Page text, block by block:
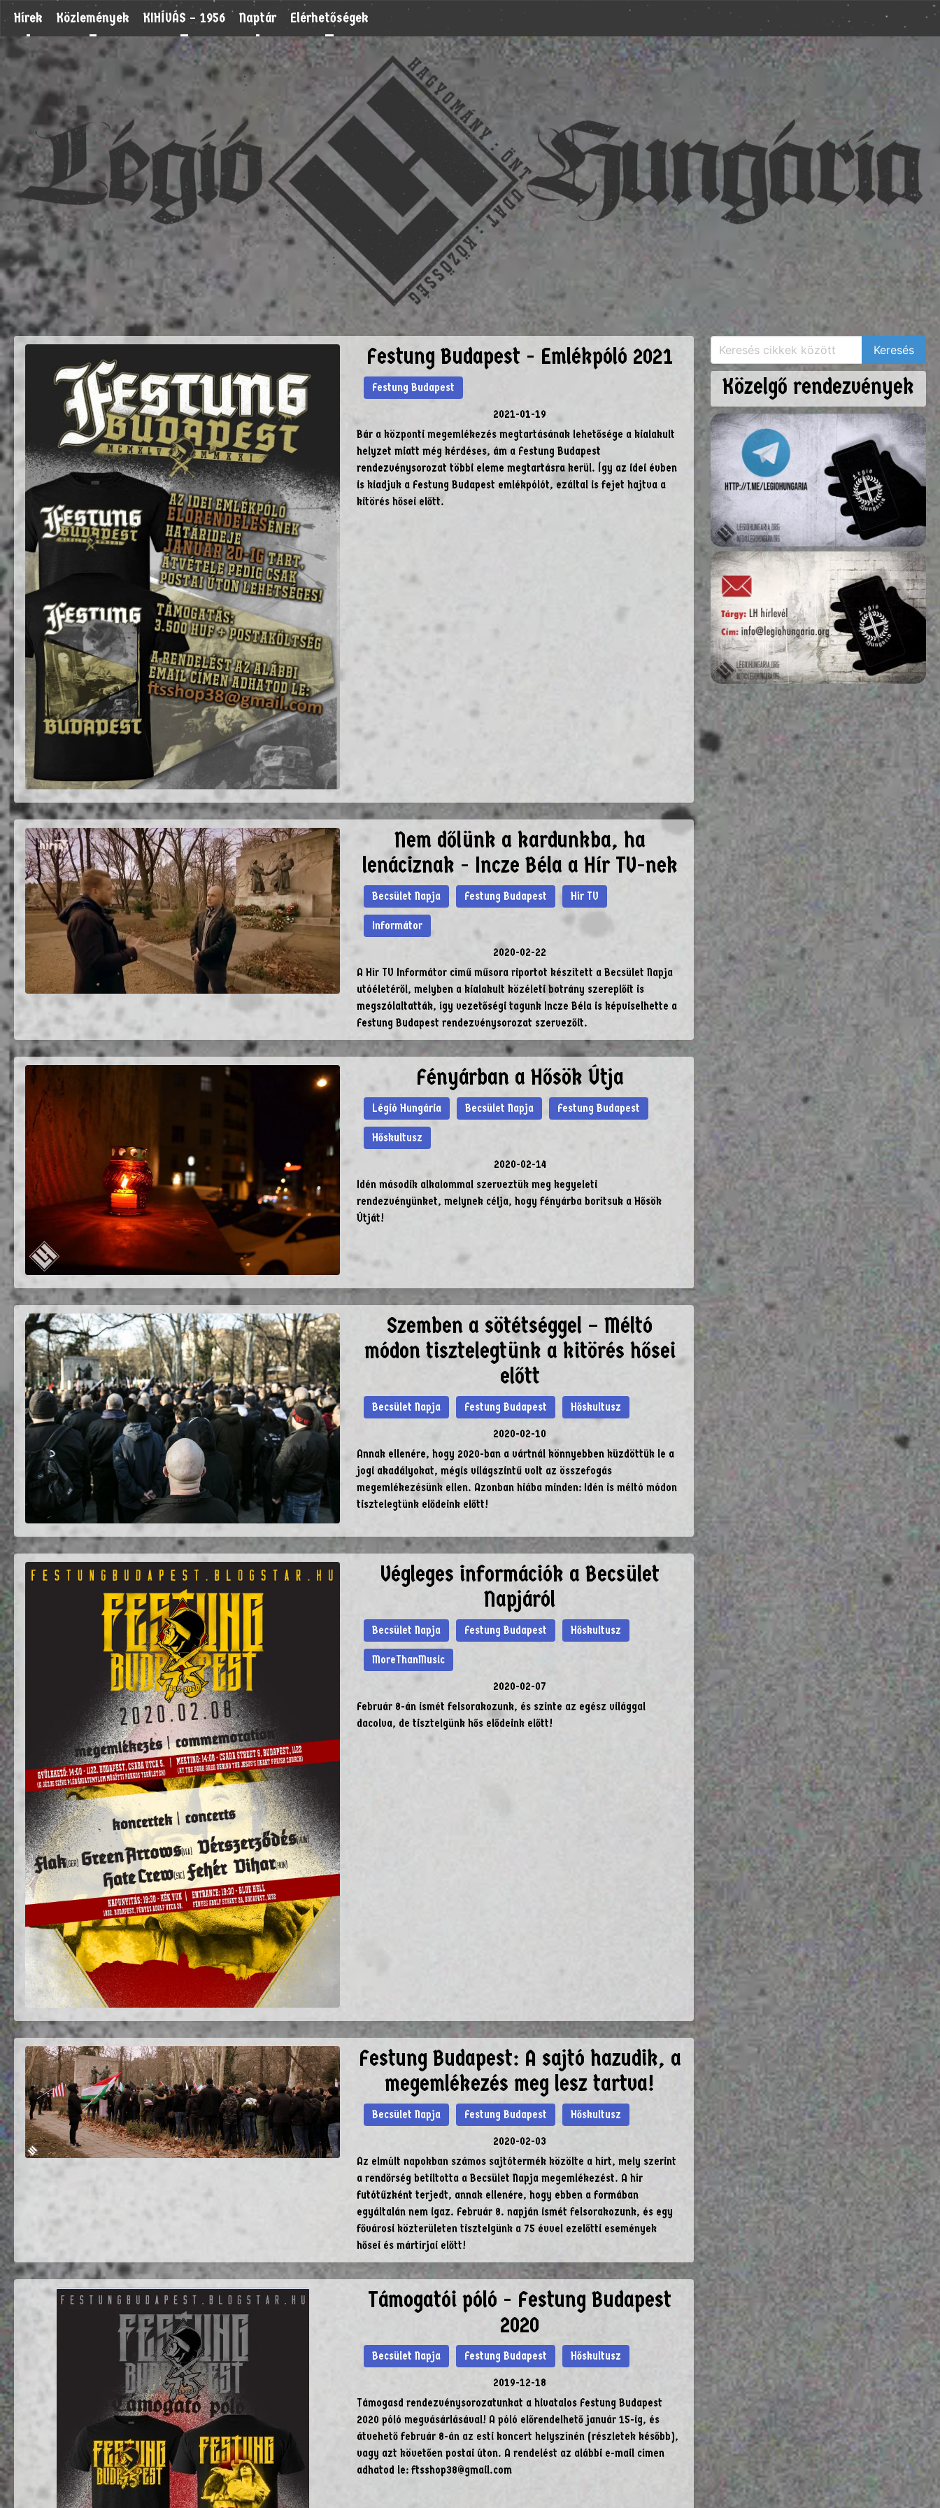
Hírek Közlemények KIHÍVÁS – 1956 Naptár Elérhetőségek
Festung Budapest - Emlékpóló 2021
Festung Budapest
2021-01-19
Bár a központi megemlékezés megtartásának lehetősége a kialakult
helyzet miatt még kérdéses, ám a Festung Budapest
rendezvénysorozat többi eleme megtartásra kerül. Így az idei évben
is kiadjuk a Festung Budapest emlékpólót, ezáltal is fejet hajtva a
kitörés hősei előtt.
Nem dőlünk a kardunkba, ha
lenáciznak - Incze Béla a Hír TV-nek
Becsület Napja Festung Budapest Hír TV
Informátor
2020-02-22
A Hír TV Informátor című műsora riportot készített a Becsület Napja
utóéletéről, melyben a kialakult közéleti botrány szereplőit is
megszólaltatták, így vezetőségi tagunk Incze Béla is képviselhette a
Festung Budapest rendezvénysorozat szervezőit.
Fényárban a Hősök Útja
Légió Hungária Becsület Napja Festung Budapest
Hőskultusz
2020-02-14
Idén második alkalommal szerveztük meg kegyeleti
rendezvényünket, melynek célja, hogy fényárba borítsuk a Hősök
Útját!
Szemben a sötétséggel – Méltó
módon tisztelegtünk a kitörés hősei
előtt
Becsület Napja Festung Budapest
Hőskultusz
2020-02-10
Annak ellenére, hogy 2020-ban a vártnál könnyebben küzdöttük le a
jogi akadályokat, mégis világszintű volt az összefogás
megemlékezésünk ellen. Azonban hiába minden: Idén is méltó módon
tisztelegtünk elődeink előtt!
Végleges információk a Becsület
Napjáról
Becsület Napja Festung Budapest Hőskultusz
MoreThanMusic
2020-02-07
Február 8-án ismét felsorakozunk, és szinte az egész világgal
dacolva, de tisztelgünk hős elődeink előtt!
Festung Budapest: A sajtó hazudik, a
megemlékezés meg lesz tartva!
Becsület Napja Festung Budapest
Hőskultusz
2020-02-03
Az elmúlt napokban számos sajtótermék közölte a hírt, mely szerint
a rendőrség betiltotta a Becsület Napja megemlékezést. A hír
futótűzként terjedt, annak ellenére, hogy ebben a formában
egyáltalán nem igaz. Február 8. napján ismét felsorakozunk, és egy
fővárosi közterületen tisztelgünk a 75 évvel ezelőtti események
hősei és mártírjai előtt!
Támogatói póló - Festung Budapest
2020
Becsület Napja Festung Budapest
Hőskultusz
2019-12-18
Támogasd rendezvénysorozatunkat a hivatalos Festung Budapest
2020 póló megvásárlásával! A póló előrendelhető január 15-ig, és
átvehető február 8-án az esti koncert helyszínén (részletek később),
vagy azt követően postai úton. A rendelést az alábbi e-mail címen
adhatod le: ftsshop38@gmail.com
Közelgő rendezvények